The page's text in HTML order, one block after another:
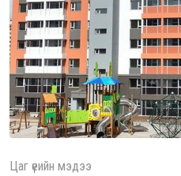
Цаг үеийн мэдээ